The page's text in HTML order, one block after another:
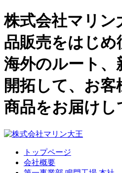
株式会社マリン
品販売をはじめ
海外のルート、
開拓して、お客
商品をお届けし
トップページ
会社概要